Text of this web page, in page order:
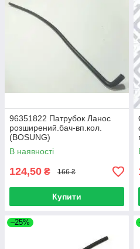
96351822 Патрубок Ланос
розширений.бач-вп.кол.
(BOSUNG)
В наявності
124,50 ₴ 166 ₴
Купити
–25%